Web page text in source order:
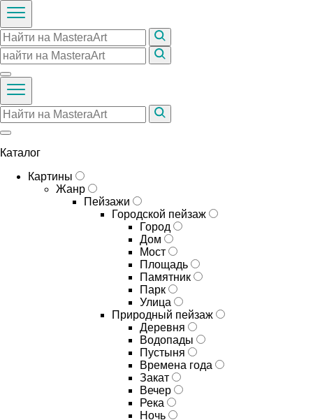
Каталог
Картины
Жанр
Пейзажи
Городской пейзаж
Город
Дом
Мост
Площадь
Памятник
Парк
Улица
Природный пейзаж
Деревня
Водопады
Пустыня
Времена года
Закат
Вечер
Река
Ночь